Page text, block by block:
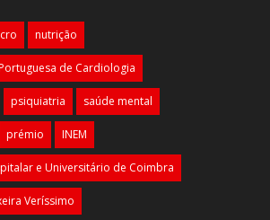
nutrição
de Cardiologia
psiquiatria saúde mental
prémio INEM
e Universitário de Coimbra
Veríssimo